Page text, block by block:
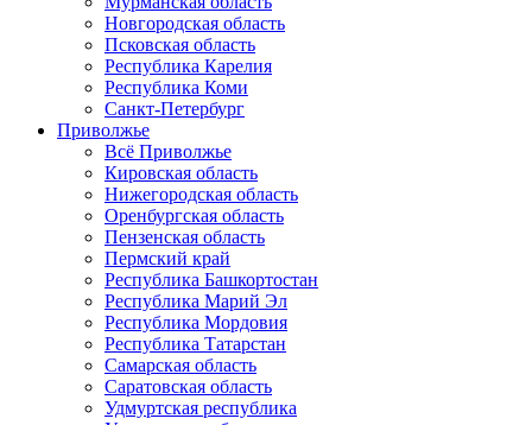
Новгородская область
Псковская область
Республика Карелия
Республика Коми
Санкт-Петербург
Приволжье
Всё Приволжье
Кировская область
Нижегородская область
Оренбургская область
Пензенская область
Пермский край
Республика Башкортостан
Республика Марий Эл
Республика Мордовия
Республика Татарстан
Самарская область
Саратовская область
Удмуртская республика